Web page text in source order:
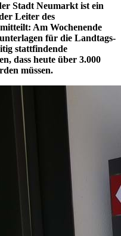
Stadt Neumarkt ist ein
Leiter des
Am Wochenende
für die Landtags-
stattfindende
dass heute über 3.000
müssen.